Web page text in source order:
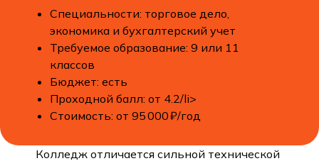
Специальности: торговое дело,
экономика и бухгалтерский учет
Требуемое образование: 9 или 11
классов
Бюджет: есть
Проходной балл: от 4.2/li>
Стоимость: от 95 000 ₽/год
Колледж отличается сильной технической